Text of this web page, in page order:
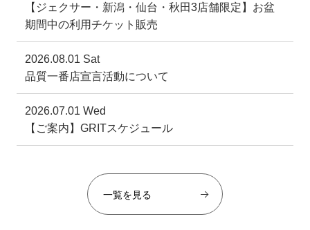
【ジェクサー・新潟・仙台・秋田3店舗限定】お盆
期間中の利用チケット販売
2026.08.01 Sat
品質一番店宣言活動について
2026.07.01 Wed
【ご案内】GRITスケジュール
一覧を見る